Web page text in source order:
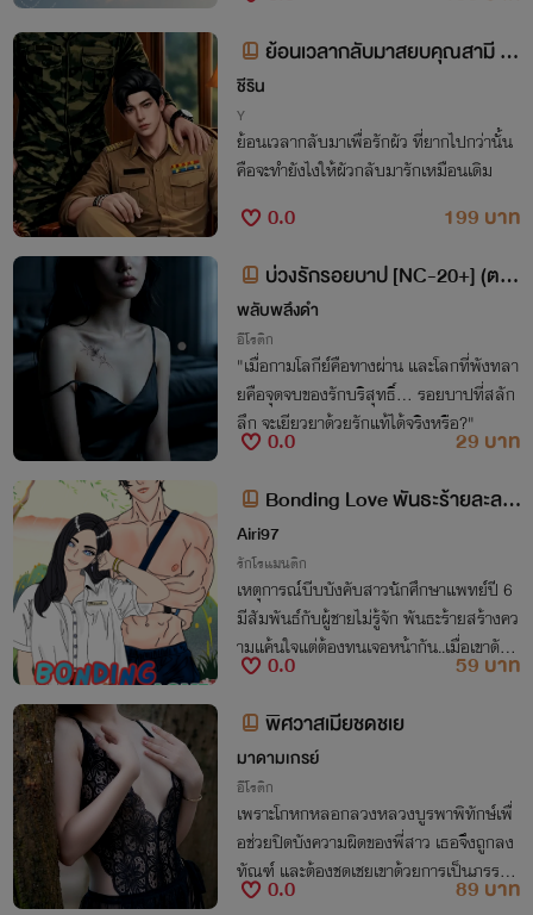
ต้นแรงอีกครั้งหนึ่ง!
ย้อนเวลากลับมาสยบคุณสามี M
preg
ชีริน
Y
ย้อนเวลากลับมาเพื่อรักผัว ที่ยากไปกว่านั้น
คือจะทำยังไงให้ผัวกลับมารักเหมือนเดิม
0.0
199 บาท
บ่วงรักรอยบาป [NC-20+] (ตอ
นที่ 53-63)
พลับพลึงดำ
อีโรติก
"เมื่อกามโลกีย์คือทางผ่าน และโลกที่พังทลา
ยคือจุดจบของรักบริสุทธิ์... รอยบาปที่สลัก
ลึก จะเยียวยาด้วยรักแท้ได้จริงหรือ?"
0.0
29 บาท
Bonding Love พันธะร้ายละลา
ยใจนายมาดน่ิง
Airi97
รักโรแมนติก
เหตุการณ์บีบบังคับสาวนักศึกษาแพทย์ปี 6
มีสัมพันธ์กับผู้ชายไม่รู้จัก พันธะร้ายสร้างคว
ามแค้นใจแต่ต้องทนเจอหน้ากัน..เมื่อเขาดันเ
ป็นอาจารย์พิเศษ!!
0.0
59 บาท
พิศวาสเมียชดชเย
มาดามเกรย์
อีโรติก
เพราะโกหกหลอกลวงหลวงบูรพาพิทักษ์เพื่
อช่วยปิดบังความผิดของพี่สาว เธอจึงถูกลง
ทัณฑ์ และต้องชดเชยเขาด้วยการเป็นภรรยา
ตามคำขอร้องของผู้มีพระคุณ ความรักจะเกิด
0.0
89 บาท